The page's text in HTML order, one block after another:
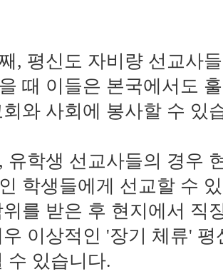
, 평신도 자비량 선교사
때 이들은 본국에서도
회와 사회에 봉사할 수 있
유학생 선교사들의 경우
학생들에게 선교할 수
위를 받은 후 현지에서 직
우 이상적인 '장기 체류'
수 있습니다.